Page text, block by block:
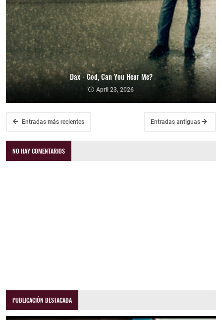
Dax - God, Can You Hear Me?
April 23, 2026
Entradas más recientes Entradas antiguas
NO HAY COMENTARIOS
PUBLICACIÓN DESTACADA